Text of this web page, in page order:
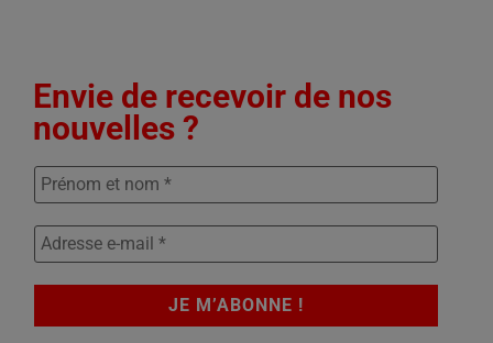
Envie de recevoir de nos
nouvelles ?